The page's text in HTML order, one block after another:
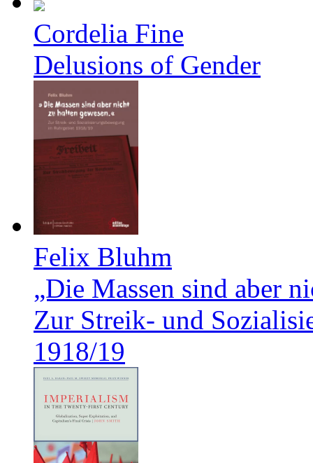
Cordelia Fine
Delusions of Gender
Felix Bluhm
„Die Massen sind aber
Zur Streik- und
1918/19